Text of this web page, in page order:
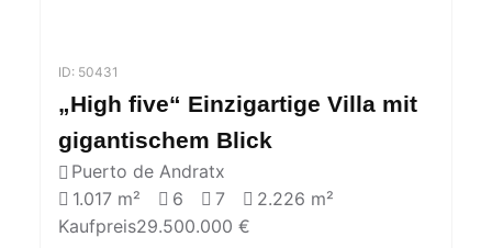
ID: 50431
„High five“ Einzigartige Villa mit
gigantischem Blick
Puerto de Andratx
1.017 m²
6 7
2.226 m²
Kaufpreis29.500.000 €